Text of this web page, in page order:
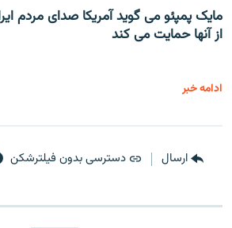
مایک پمپئو می گوید آمریکا صدای مردم
از آنها حمایت می کند
ادامه خبر
ارسال دسترسی بدون فیلترشکن